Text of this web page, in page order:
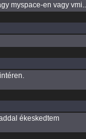
myspace-en vagy
ékeskedtem